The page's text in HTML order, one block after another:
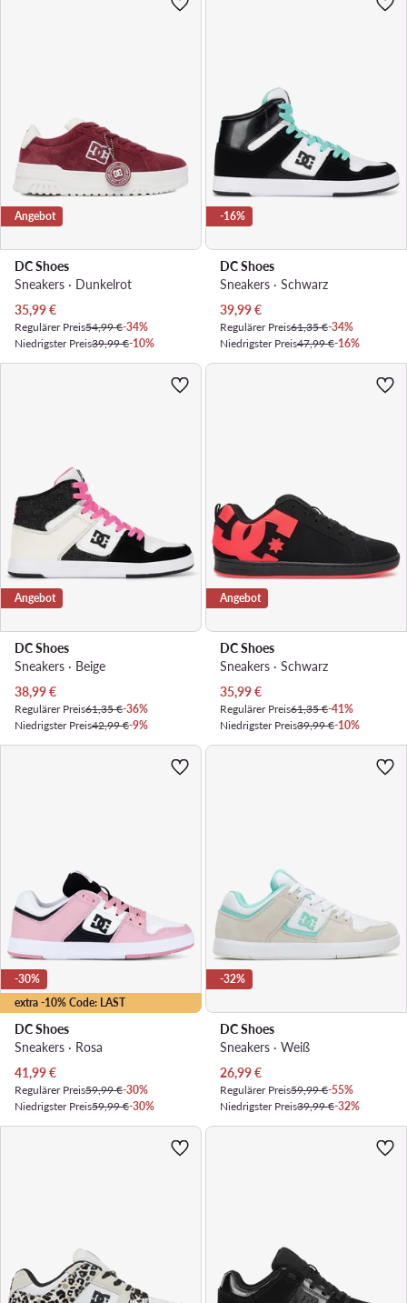
Angebot
DC Shoes
Sneakers · Dunkelrot
Aktueller Preis
35,99€
Regulärer Preis54,99 €-34%
Niedrigster Preis39,99 €-10%
-16%
DC Shoes
Sneakers · Schwarz
Aktueller Preis
39,99€
Regulärer Preis61,35 €-34%
Niedrigster Preis47,99 €-16%
Angebot
DC Shoes
Sneakers · Beige
Aktueller Preis
38,99€
Regulärer Preis61,35 €-36%
Niedrigster Preis42,99 €-9%
Angebot
DC Shoes
Sneakers · Schwarz
Aktueller Preis
35,99€
Regulärer Preis61,35 €-41%
Niedrigster Preis39,99 €-10%
extra -10% Code: LAST
-30%
DC Shoes
Sneakers · Rosa
Aktueller Preis
41,99€
Regulärer Preis59,99 €-30%
Niedrigster Preis59,99 €-30%
-32%
DC Shoes
Sneakers · Weiß
Aktueller Preis
26,99€
Regulärer Preis59,99 €-55%
Niedrigster Preis39,99 €-32%